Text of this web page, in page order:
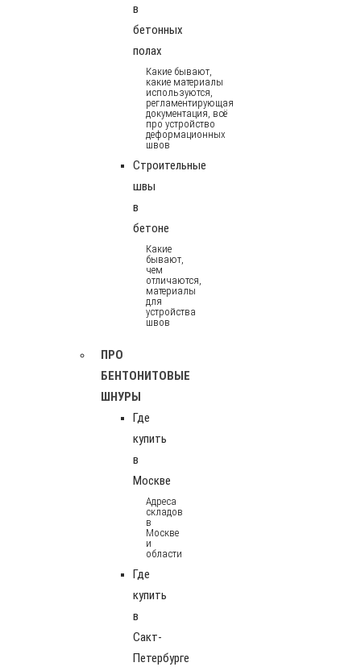
в
бетонных
полах
Какие бывают,
какие материалы
используются,
регламентирующая
документация, всё
про устройство
деформационных
швов
Строительные
швы
в
бетоне
Какие
бывают,
чем
отличаются,
материалы
для
устройства
швов
ПРО
БЕНТОНИТОВЫЕ
ШНУРЫ
Где
купить
в
Москве
Адреса
складов
в
Москве
и
области
Где
купить
в
Сакт-
Петербурге